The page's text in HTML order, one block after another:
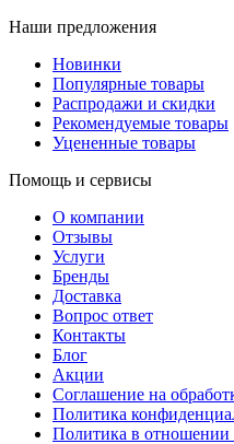
Наши предложения
Новинки
Популярные товары
Распродажи и скидки
Рекомендуемые товары
Уцененные товары
Помощь и сервисы
О компании
Отзывы
Услуги
Бренды
Доставка
Вопрос ответ
Контакты
Блог
Акции
Соглашение на
Политика
Политика в отношении